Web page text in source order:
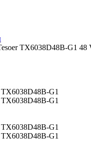
TX6038D48B-G1 48